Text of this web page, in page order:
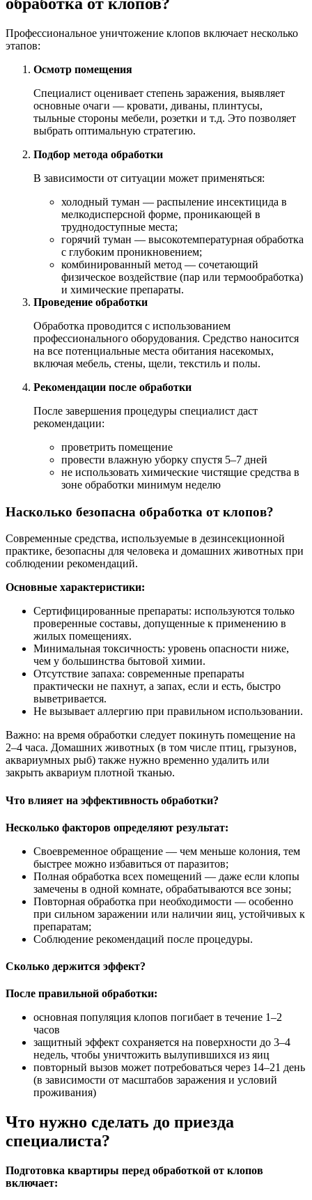
Профессиональное уничтожение клопов включает несколько
этапов:
Осмотр помещения
Специалист оценивает степень заражения, выявляет
основные очаги — кровати, диваны, плинтусы,
тыльные стороны мебели, розетки и т.д. Это позволяет
выбрать оптимальную стратегию.
Подбор метода обработки
В зависимости от ситуации может применяться:
холодный туман — распыление инсектицида в
мелкодисперсной форме, проникающей в
труднодоступные места;
горячий туман — высокотемпературная обработка
с глубоким проникновением;
комбинированный метод — сочетающий
физическое воздействие (пар или термообработка)
и химические препараты.
Проведение обработки
Обработка проводится с использованием
профессионального оборудования. Средство наносится
на все потенциальные места обитания насекомых,
включая мебель, стены, щели, текстиль и полы.
Рекомендации после обработки
После завершения процедуры специалист даст
рекомендации:
проветрить помещение
провести влажную уборку спустя 5–7 дней
не использовать химические чистящие средства в
зоне обработки минимум неделю
Насколько безопасна обработка от клопов?
Современные средства, используемые в дезинсекционной
практике, безопасны для человека и домашних животных при
соблюдении рекомендаций.
Основные характеристики:
Сертифицированные препараты: используются только
проверенные составы, допущенные к применению в
жилых помещениях.
Минимальная токсичность: уровень опасности ниже,
чем у большинства бытовой химии.
Отсутствие запаха: современные препараты
практически не пахнут, а запах, если и есть, быстро
выветривается.
Не вызывает аллергию при правильном использовании.
Важно: на время обработки следует покинуть помещение на
2–4 часа. Домашних животных (в том числе птиц, грызунов,
аквариумных рыб) также нужно временно удалить или
закрыть аквариум плотной тканью.
Что влияет на эффективность обработки?
Несколько факторов определяют результат:
Своевременное обращение — чем меньше колония, тем
быстрее можно избавиться от паразитов;
Полная обработка всех помещений — даже если клопы
замечены в одной комнате, обрабатываются все зоны;
Повторная обработка при необходимости — особенно
при сильном заражении или наличии яиц, устойчивых к
препаратам;
Соблюдение рекомендаций после процедуры.
Сколько держится эффект?
После правильной обработки:
основная популяция клопов погибает в течение 1–2
часов
защитный эффект сохраняется на поверхности до 3–4
недель, чтобы уничтожить вылупившихся из яиц
повторный вызов может потребоваться через 14–21 день
(в зависимости от масштабов заражения и условий
проживания)
Что нужно сделать до приезда
специалиста?
Подготовка квартиры перед обработкой от клопов
включает: